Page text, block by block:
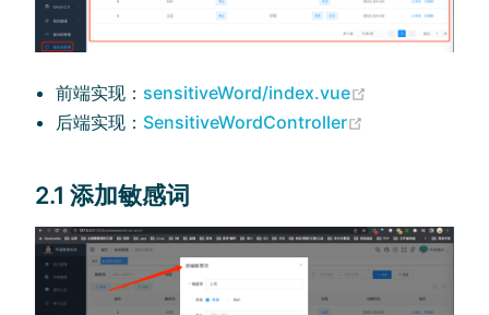
前端实现： sensitiveWord/index.vue
后端实现： SensitiveWordController
2.1 添加敏感词